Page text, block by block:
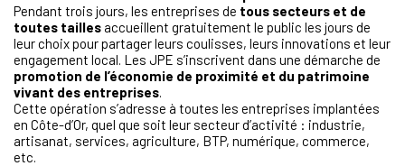
Pendant trois jours, les entreprises de tous secteurs et de
toutes tailles accueillent gratuitement le public les jours de
leur choix pour partager leurs coulisses, leurs innovations et leur
engagement local. Les JPE s’inscrivent dans une démarche de
promotion de l’économie de proximité et du patrimoine
vivant des entreprises.
Cette opération s’adresse à toutes les entreprises implantées
en Côte-d’Or, quel que soit leur secteur d’activité : industrie,
artisanat, services, agriculture, BTP, numérique, commerce,
etc.